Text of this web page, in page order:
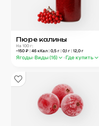
Пюре калины
На 100 г:
~150 ₽| 46 кКал| 0,5 г| 0,1 г| 12,0 г
Ягоды Виды (16) Где купить